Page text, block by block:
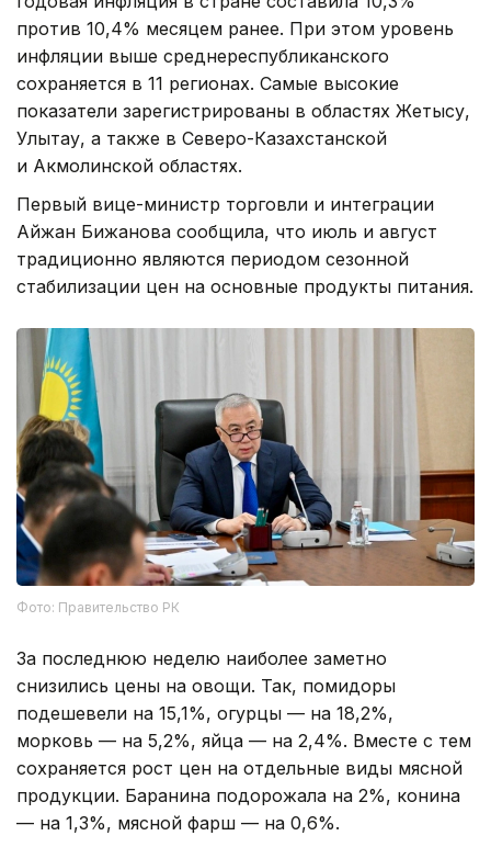
против 10,4% месяцем ранее. При этом уровень
инфляции выше среднереспубликанского
сохраняется в 11 регионах. Самые высокие
показатели зарегистрированы в областях Жетысу,
Улытау, а также в Северо-Казахстанской
и Акмолинской областях.
Первый вице-министр торговли и интеграции
Айжан Бижанова сообщила, что июль и август
традиционно являются периодом сезонной
стабилизации цен на основные продукты питания.
Фото: Правительство РК
За последнюю неделю наиболее заметно
снизились цены на овощи. Так, помидоры
подешевели на 15,1%, огурцы — на 18,2%,
морковь — на 5,2%, яйца — на 2,4%. Вместе с тем
сохраняется рост цен на отдельные виды мясной
продукции. Баранина подорожала на 2%, конина
— на 1,3%, мясной фарш — на 0,6%.